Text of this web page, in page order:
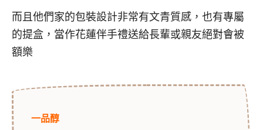
而且他們家的包裝設計非常有文青質感，也有專屬
的提盒，當作花蓮伴手禮送給長輩或親友絕對會被
額樂
一品醇